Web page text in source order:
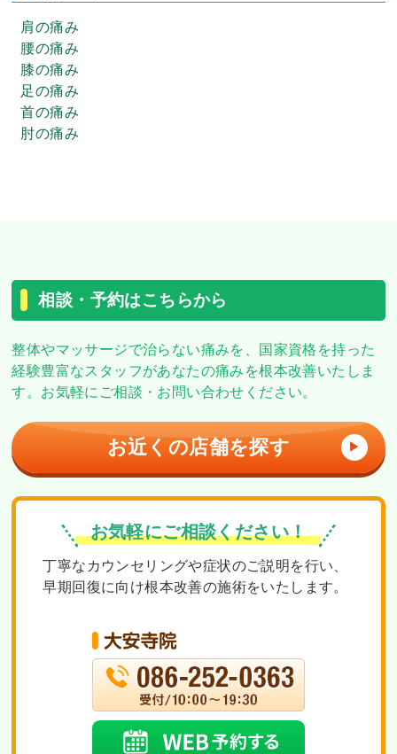
肩の痛み
腰の痛み
膝の痛み
足の痛み
首の痛み
肘の痛み
相談・予約はこちらから
整体やマッサージで治らない痛みを、
国家資格を持った
経験豊富なスタッフがあなたの痛みを根本改善いたしま
す。 お気軽にご相談・お問い合わせください。
お近くの店舗を探す ▶
お気軽にご相談ください！
丁寧なカウンセリングや症状のご説明を行い、
早期回復に向け根本改善の施術をいたします。